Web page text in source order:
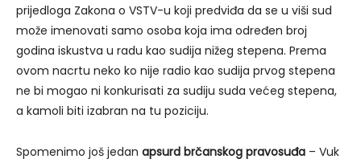
prijedloga Zakona o VSTV-u koji predviđa da se u viši sud
može imenovati samo osoba koja ima određen broj
godina iskustva u radu kao sudija nižeg stepena. Prema
ovom nacrtu neko ko nije radio kao sudija prvog stepena
ne bi mogao ni konkurisati za sudiju suda većeg stepena,
a kamoli biti izabran na tu poziciju.
Spomenimo još jedan apsurd brčanskog pravosuđa – Vuk